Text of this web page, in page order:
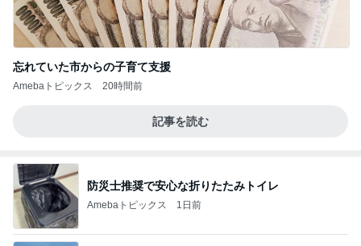
忘れていた市からの子育て支援
Amebaトピックス 20時間前
記事を読む
防災士推奨で安心な折りたたみトイレ
Amebaトピックス 1日前